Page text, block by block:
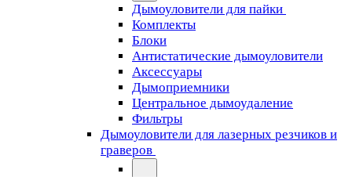
Дымоуловители для пайки
Комплекты
Блоки
Антистатические дымоуловители
Аксессуары
Дымоприемники
Центральное дымоудаление
Фильтры
Дымоуловители для лазерных резчиков и
граверов